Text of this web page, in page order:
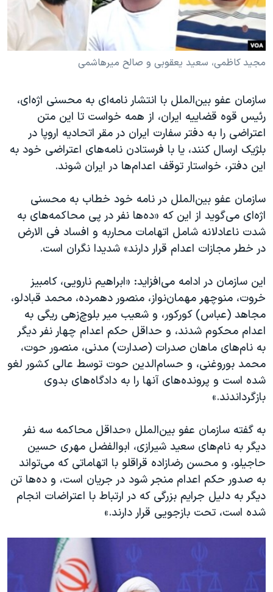
مجید کاظمی، سعید یعقوبی و صالح میرهاشمی
سازمان عفو بین‌الملل با انتشار نامه‌ای به محسنی اژه‌ای،
رئیس قوه قضاییه ایران، از همه خواست تا این متن
اعتراضی را به دفتر سفارت ایران در مقر اتحادیه اروپا در
بلژیک ارسال کنند، یا با فرستادن نامه‌های اعتراضی خود به
این دفتر، خواستار توقف اعدام‌ها در ایران شوند.
سازمان عفو بین‌الملل در نامه خود خطاب به محسنی
اژه‌ای می‌گوید از این که «ده‌ها نفر در پی محاکمه‌های به
شدت ناعادلانه شامل اتهامات محاربه و افساد فی الارض
در خطر مجازات اعدام قرار دارند» شدیدا نگران است.
این سازمان در ادامه می‌افزاید: «ابراهیم نارویی، کامبیز
خروت، منوچهر مهمان‌نواز، منصور دهمرده، محمد قبادلو،
مجاهد (عباس) کورکور، و شعیب میر بلوچ‌زهی ریگی به
اعدام محکوم شدند، و حداقل حکم اعدام چهار نفر دیگر
به نام‌های ماهان صدرات (صدارت) مدنی، منصور حوت،
محمد بوروغنی، و حسام‌الدین حوت توسط عالی کشور لغو
شده است و پرونده‌های آنها را به دادگاه‌های بدوی
بازگرداندند.»
به گفته سازمان عفو بین‌الملل «حداقل محاکمه سه نفر
دیگر به نام‌های سعید شیرازی، ابوالفضل مهری حسین
حاجیلو، و محسن رضازاده قراقلو با اتهاماتی که می‌تواند
به صدور حکم اعدام منجر شود در جریان است، ‌و ده‌ها تن
دیگر به دلیل جرایم بزرگی که در ارتباط با اعتراضات انجام
شده است، تحت بازجویی قرار دارند.»